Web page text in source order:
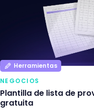
Herramientas
NEGOCIOS
Plantilla de lista de
gratuita